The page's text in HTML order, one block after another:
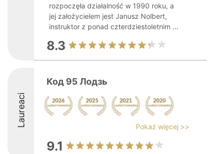
rozpoczęła działalność w 1990 roku, a
jej założycielem jest Janusz Nolbert,
instruktor z ponad czterdziestoletnim ...
8.3
Laureaci
Код 95 Лодзь
Pokaż więcej >>
9.1